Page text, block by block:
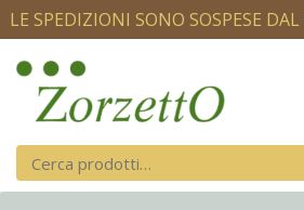
LE SPEDIZIONI SONO SOSPESE DAL